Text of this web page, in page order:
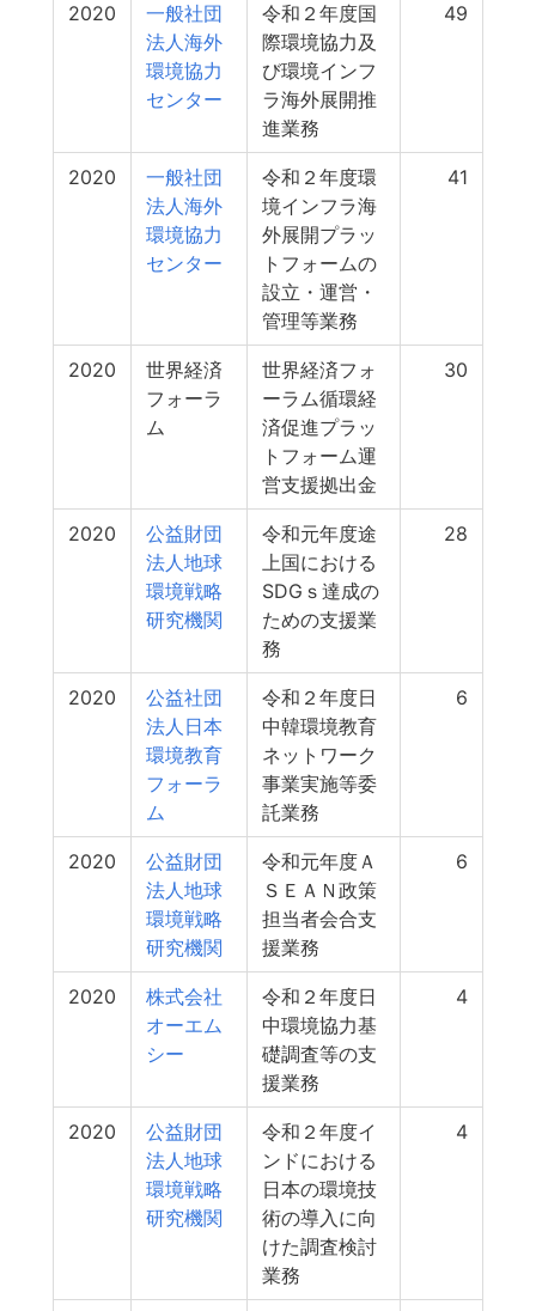
2020
一般社団
法人海外
環境協力
センター
令和２年度国
際環境協力及
び環境インフ
ラ海外展開推
進業務
49
2020
一般社団
法人海外
環境協力
センター
令和２年度環
境インフラ海
外展開プラッ
トフォームの
設立・運営・
管理等業務
41
2020
世界経済
フォーラ
ム
世界経済フォ
ーラム循環経
済促進プラッ
トフォーム運
営支援拠出金
30
2020
公益財団
法人地球
環境戦略
研究機関
令和元年度途
上国における
SDGｓ達成の
ための支援業
務
28
2020
公益社団
法人日本
環境教育
フォーラ
ム
令和２年度日
中韓環境教育
ネットワーク
事業実施等委
託業務
6
2020
公益財団
法人地球
環境戦略
研究機関
令和元年度Ａ
ＳＥＡＮ政策
担当者会合支
援業務
6
2020
株式会社
オーエム
シー
令和２年度日
中環境協力基
礎調査等の支
援業務
4
2020
公益財団
法人地球
環境戦略
研究機関
令和２年度イ
ンドにおける
日本の環境技
術の導入に向
けた調査検討
業務
4